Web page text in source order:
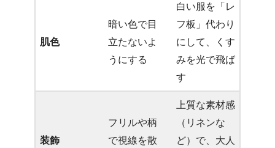
肌色
暗い色で目
立たないよ
うにする
白い服を「レ
フ板」代わり
にして、くす
みを光で飛ば
す
装飾
フリルや柄
で視線を散
上質な素材感
（リネンな
ど）で、大人